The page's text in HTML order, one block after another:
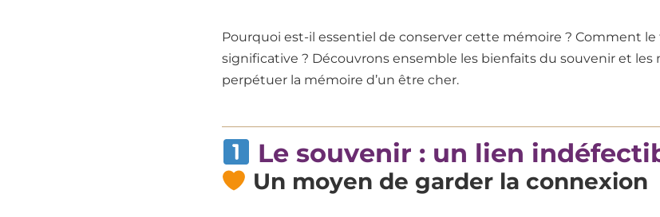
Pourquoi est-il essentiel de conserver cette mémoire ? Comment
significative ? Découvrons ensemble les bienfaits du souvenir et
perpétuer la mémoire d’un être cher.
Le souvenir : un lien
Un moyen de garder la connexion